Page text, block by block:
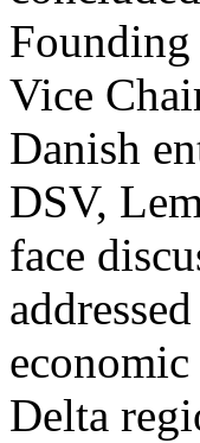
Vice
Danish
DSV,
face
Delta